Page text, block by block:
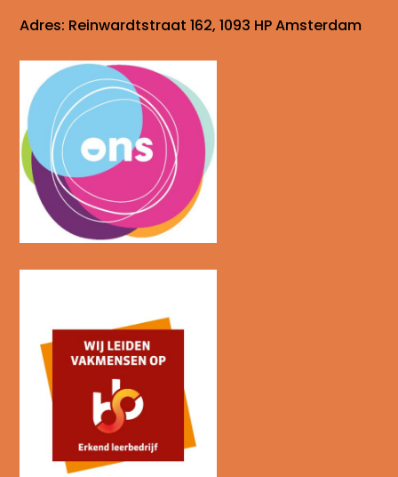
Adres: Reinwardtstraat 162, 1093 HP Amsterdam